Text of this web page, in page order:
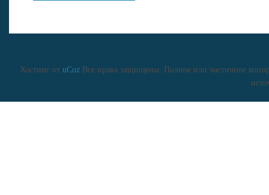
Хостинг от uCozВсе права защищены. Полное или частичное